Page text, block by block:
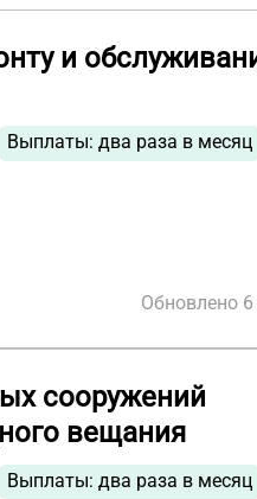
и
Выплаты: два раза в месяц
Обновлено 6
сооружений
вещания
Выплаты: два раза в месяц